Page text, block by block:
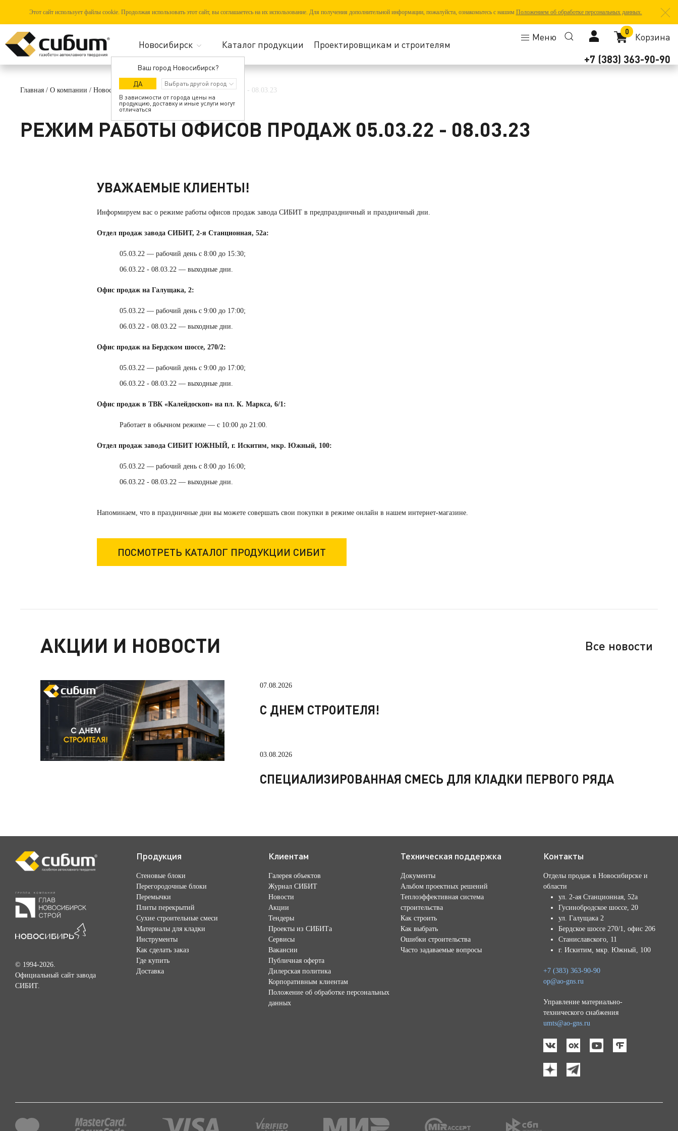
Этот сайт использует файлы cookie. Продолжая использовать этот сайт, вы соглашаетесь на их использование. Для получения дополнительной информации, пожалуйста, ознакомьтесь с нашим Положением об обработке персональных данных.
Ваш город Новосибирск?
ДА
В зависимости от города цены на
продукцию, доставку и иные услуги могут
отличаться
Каталог продукции Проектировщикам и строителям
Меню 0 Корзина
+7 (383) 363-90-90
Главная / О компании / Новости /Режим работы офисов продаж 05.03.22 - 08.03.23
РЕЖИМ РАБОТЫ ОФИСОВ ПРОДАЖ 05.03.22 - 08.03.23
УВАЖАЕМЫЕ КЛИЕНТЫ!
Информируем вас о режиме работы офисов продаж завода СИБИТ в предпраздничный и праздничный дни.
Отдел продаж завода СИБИТ, 2-я Станционная, 52а:
05.03.22 — рабочий день с 8:00 до 15:30;
06.03.22 - 08.03.22 — выходные дни.
Офис продаж на Галущака, 2:
05.03.22 — рабочий день с 9:00 до 17:00;
06.03.22 - 08.03.22 — выходные дни.
Офис продаж на Бердском шоссе, 270/2:
05.03.22 — рабочий день с 9:00 до 17:00;
06.03.22 - 08.03.22 — выходные дни.
Офис продаж в ТВК «Калейдоскоп» на пл. К. Маркса, 6/1:
Работает в обычном режиме — с 10:00 до 21:00.
Отдел продаж завода СИБИТ ЮЖНЫЙ, г. Искитим, мкр. Южный, 100:
05.03.22 — рабочий день с 8:00 до 16:00;
06.03.22 - 08.03.22 — выходные дни.
Напоминаем, что в праздничные дни вы можете совершать свои покупки в режиме онлайн в нашем интернет-магазине.
ПОСМОТРЕТЬ КАТАЛОГ ПРОДУКЦИИ СИБИТ
АКЦИИ И НОВОСТИ Все новости
07.08.2026
С ДНЕМ СТРОИТЕЛЯ!
03.08.2026
СПЕЦИАЛИЗИРОВАННАЯ СМЕСЬ ДЛЯ КЛАДКИ ПЕРВОГО РЯДА
© 1994-2026.
Официальный сайт завода
СИБИТ.
Продукция
Стеновые блоки
Перегородочные блоки
Перемычки
Плиты перекрытий
Сухие строительные смеси
Материалы для кладки
Инструменты
Как сделать заказ
Где купить
Доставка
Клиентам
Галерея объектов
Журнал СИБИТ
Новости
Акции
Тендеры
Проекты из СИБИТа
Сервисы
Вакансии
Публичная оферта
Дилерская политика
Корпоративным клиентам
Положение об обработке персональных
данных
Техническая поддержка
Документы
Альбом проектных решений
Теплоэффективная система
строительства
Как строить
Как выбрать
Ошибки строительства
Часто задаваемые вопросы
Контакты
Отделы продаж в Новосибирске и
области
ул. 2-ая Станционная, 52а
Гусинобродское шоссе, 20
ул. Галущака 2
Бердское шоссе 270/1, офис 206
Станиславского, 11
г. Искитим, мкр. Южный, 100
+7 (383) 363-90-90
op@ao-gns.ru
Управление материально-
технического снабжения
umts@ao-gns.ru